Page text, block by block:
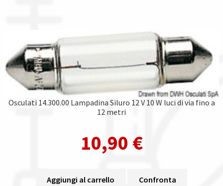
Osculati 14.300.00 Lampadina Siluro 12 V 10 W luci di via fino a
12 metri
10,90 €
Aggiungi al carrello Confronta